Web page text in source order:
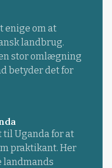
enige om at
landbrug.
stor omlægning
betyder det for
til Uganda for at
praktikant. Her
landmands